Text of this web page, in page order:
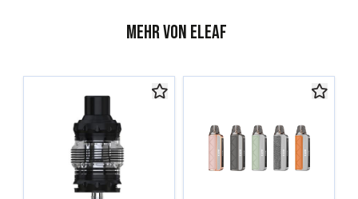
Mehr von Eleaf